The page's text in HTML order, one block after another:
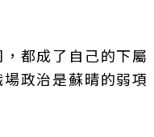
都成了自己的下
場政治是蘇晴的弱